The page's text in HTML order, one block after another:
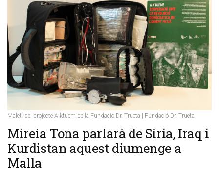
Maletí del projecte A·ktuem de la Fundació Dr. Trueta | Fundació Dr. Trueta
Mireia Tona parlarà de Síria, Iraq i
Kurdistan aquest diumenge a
Malla